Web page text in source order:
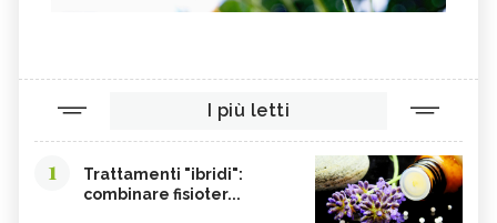
I più letti
1
Trattamenti "ibridi":
combinare fisioter...